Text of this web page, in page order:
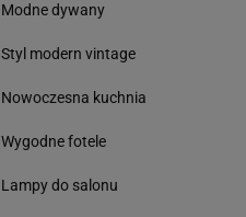
Modne dywany
Styl modern vintage
Nowoczesna kuchnia
Wygodne fotele
Lampy do salonu